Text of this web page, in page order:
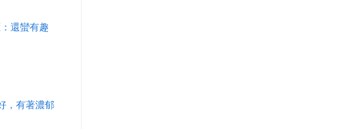
還蠻有趣
，有著濃郁